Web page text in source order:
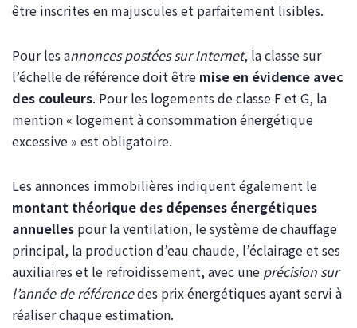
être inscrites en majuscules et parfaitement lisibles.
Pour les annonces postées sur Internet, la classe sur
l’échelle de référence doit être mise en évidence avec
des couleurs. Pour les logements de classe F et G, la
mention « logement à consommation énergétique
excessive » est obligatoire.
Les annonces immobilières indiquent également le
montant théorique des dépenses énergétiques
annuelles pour la ventilation, le système de chauffage
principal, la production d’eau chaude, l’éclairage et ses
auxiliaires et le refroidissement, avec une précision sur
l’année de référencedes prix énergétiques ayant servi à
réaliser chaque estimation.